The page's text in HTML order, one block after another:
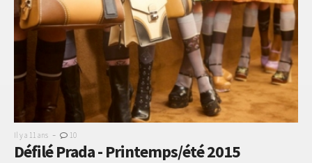
Il y a 11 ans - 10
Défilé Prada - Printemps/été 2015